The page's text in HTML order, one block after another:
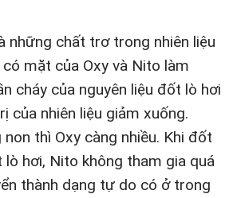
những chất trơ trong nhiên liệu
có mặt của Oxy và Nito làm
cháy của nguyên liệu đốt lò hơi
của nhiên liệu giảm xuống.
non thì Oxy càng nhiều. Khi đốt
lò hơi, Nito không tham gia quá
thành dạng tự do có ở trong